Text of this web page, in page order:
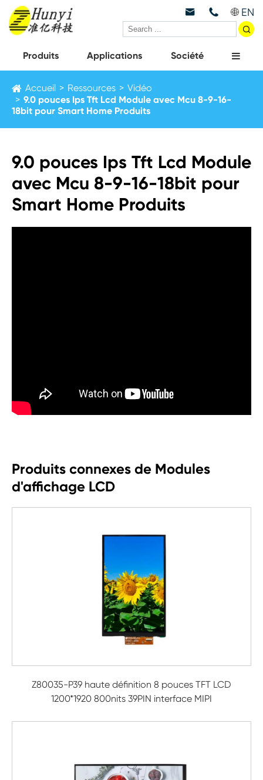
  EN

Produits Applications Société
Accueil Ressources
Vidéo
9.0 pouces Ips Tft Lcd Module avec Mcu 8-9-16-
18bit pour Smart Home Produits
9.0 pouces Ips Tft Lcd Module
avec Mcu 8-9-16-18bit pour
Smart Home Produits
Produits connexes de Modules
d'affichage LCD
Z80035-P39 haute définition 8 pouces TFT LCD
1200*1920 800nits 39PIN interface MIPI